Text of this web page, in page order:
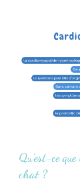
Qu’est-ce
chat ?